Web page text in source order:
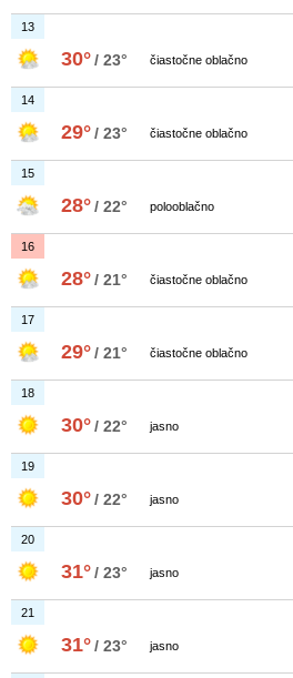
13
30°/ 23° čiastočne oblačno
14
29°/ 23° čiastočne oblačno
15
28°/ 22° polooblačno
16
28°/ 21° čiastočne oblačno
17
29°/ 21° čiastočne oblačno
18
30°/ 22° jasno
19
30°/ 22° jasno
20
31°/ 23° jasno
21
31°/ 23° jasno